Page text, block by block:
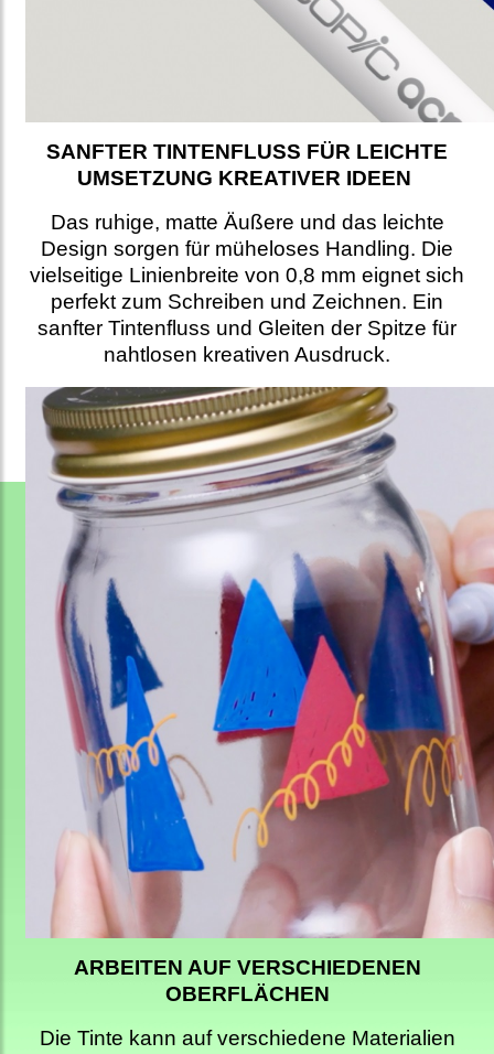
SANFTER TINTENFLUSS FÜR LEICHTE
UMSETZUNG KREATIVER IDEEN
Das ruhige, matte Äußere und das leichte
Design sorgen für müheloses Handling. Die
vielseitige Linienbreite von 0,8 mm eignet sich
perfekt zum Schreiben und Zeichnen. Ein
sanfter Tintenfluss und Gleiten der Spitze für
nahtlosen kreativen Ausdruck.
ARBEITEN AUF VERSCHIEDENEN
OBERFLÄCHEN
Die Tinte kann auf verschiedene Materialien